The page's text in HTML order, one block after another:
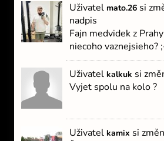
Uživatel mato.26 si
nadpis
Fajn medvidek z
niecoho vaznejsieho?
Uživatel kalkuk si
Vyjet spolu na kolo ?
Uživatel kamix si